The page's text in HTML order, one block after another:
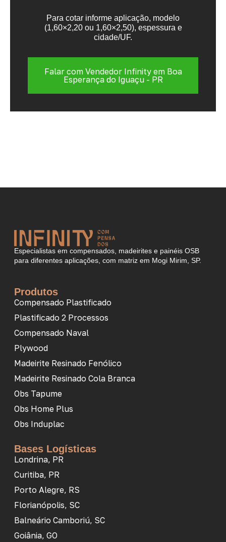
Para cotar informe aplicação, modelo
(1,60×2,20 ou 1,60×2,50), espessura e
cidade/UF.
Falar com Vendedor Infinity em Boa
Esperança do Iguaçu - PR
Especialistas em compensados, madeirites e painéis OSB
para diferentes aplicações, com matriz em Mogi Mirim, SP.
Produtos
Compensado Plastificado
Plastificado 2 Processos
Compensado Naval
Plywood
Madeirite Resinado Fenólico
Madeirite Resinado Cola Branca
Obs Tapume
Obs Home Plus
Obs Induplac
Bases Logísticas
Londrina, PR
Curitiba, PR
Porto Alegre, RS
Florianópolis, SC
Balneário Camboriú, SC
Goiânia, GO